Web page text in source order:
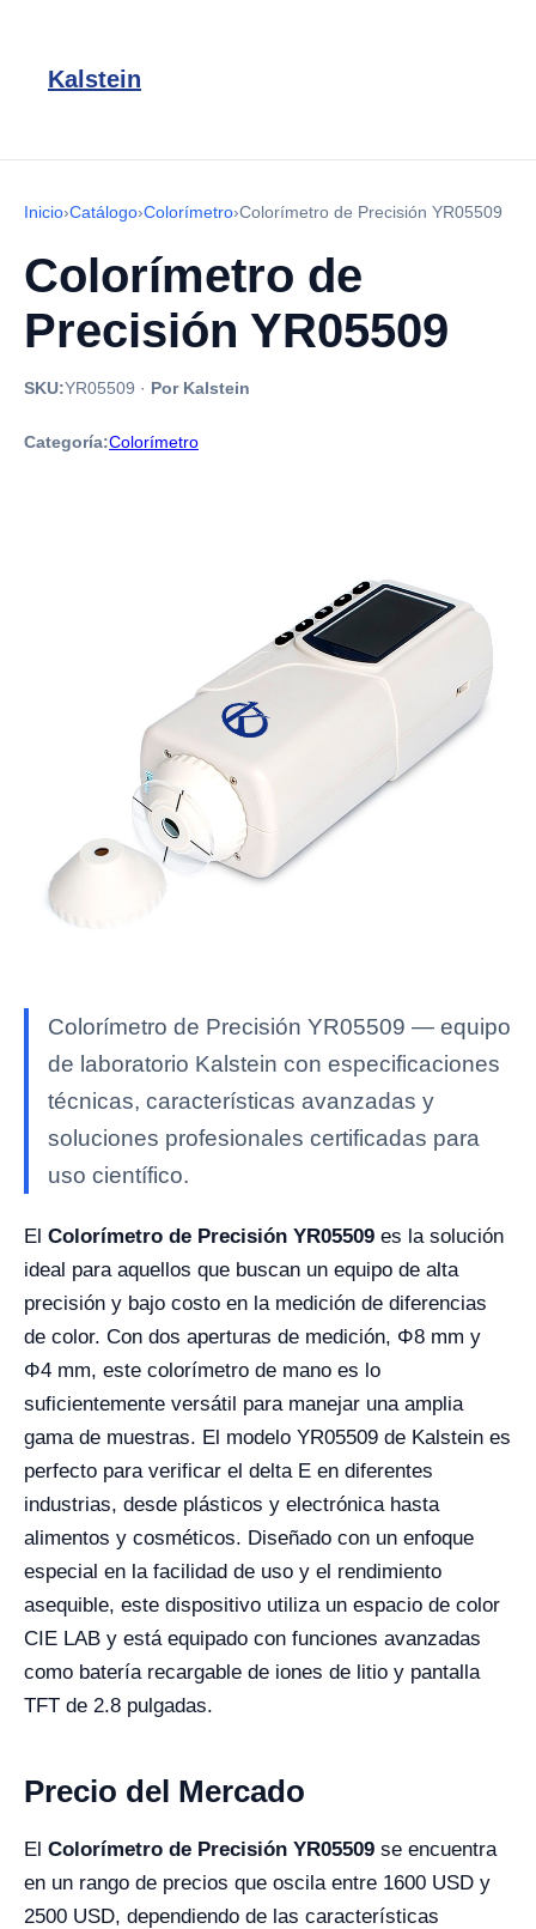
Kalstein
Inicio›Catálogo›Colorímetro›Colorímetro de Precisión YR05509
Colorímetro de
Precisión YR05509
SKU:YR05509 · Por Kalstein
Categoría:Colorímetro
Colorímetro de Precisión YR05509 — equipo
de laboratorio Kalstein con especificaciones
técnicas, características avanzadas y
soluciones profesionales certificadas para
uso científico.
El Colorímetro de Precisión YR05509 es la solución
ideal para aquellos que buscan un equipo de alta
precisión y bajo costo en la medición de diferencias
de color. Con dos aperturas de medición, Φ8 mm y
Φ4 mm, este colorímetro de mano es lo
suficientemente versátil para manejar una amplia
gama de muestras. El modelo YR05509 de Kalstein es
perfecto para verificar el delta E en diferentes
industrias, desde plásticos y electrónica hasta
alimentos y cosméticos. Diseñado con un enfoque
especial en la facilidad de uso y el rendimiento
asequible, este dispositivo utiliza un espacio de color
CIE LAB y está equipado con funciones avanzadas
como batería recargable de iones de litio y pantalla
TFT de 2.8 pulgadas.
Precio del Mercado
El Colorímetro de Precisión YR05509 se encuentra
en un rango de precios que oscila entre 1600 USD y
2500 USD, dependiendo de las características